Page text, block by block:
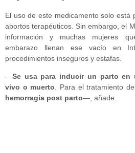
El uso de este medicamento solo está
abortos terapéuticos. Sin embargo, el
información y muchas mujeres
embarazo llenan ese vacío en
procedimientos inseguros y estafas.
—Se usa para inducir un parto en
vivo o muerto . Para el tratamiento
hemorragia post parto—, añade.